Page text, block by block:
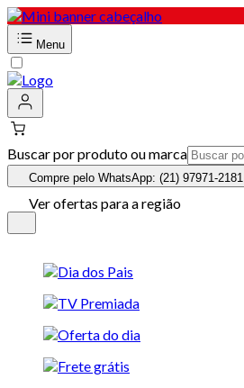
Menu
Buscar por produto ou marca
Compre pelo WhatsApp: (21) 97971-2181
Ver ofertas para a região